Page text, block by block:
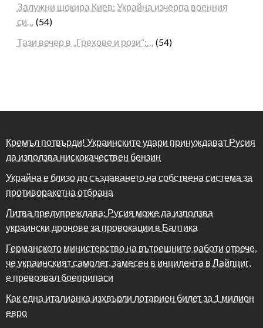
Залужни шокира Киев: Украйна изчерпа военния
си… (54)
Тази вечер в „Грехове и рози“:… (54)
Кремъл потвърди! Украинските удари принуждават Русия
да използва нискокачествен бензин
Украйна е близо до създаването на собствена система за
противоракетна отбрана
Литва предупреждава: Русия може да използва
украински дронове за провокации в Балтика
Германското министерство на вътрешните работи отрече,
че украинският самолет, замесен в инцидента в Лайпциг,
е превозвал боеприпаси
Как една италианка изхвърли лотариен билет за 1 милион
евро